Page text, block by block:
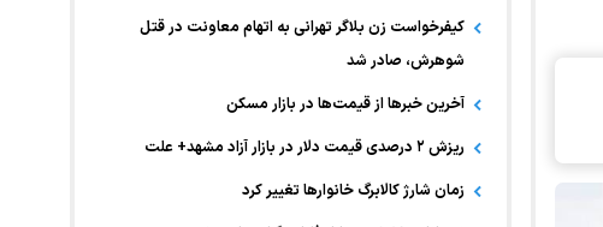
کیفرخواست زن بلاگر تهرانی به اتهام معاونت در قتل
شوهرش، صادر شد
آخرین خبر‌ها از قیمت‌ها در بازار مسکن
ریزش ۲ درصدی قیمت دلار در بازار آزاد مشهد+ علت
زمان شارژ کالابرگ خانوارها تغییر کرد